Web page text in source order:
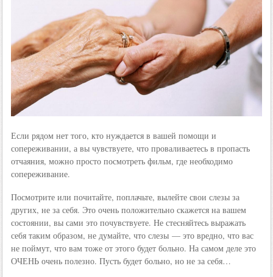
Если рядом нет того, кто нуждается в вашей помощи и
сопереживании, а вы чувствуете, что проваливаетесь в пропасть
отчаяния, можно просто посмотреть фильм, где необходимо
сопереживание.
Посмотрите или почитайте, поплачьте, вылейте свои слезы за
других, не за себя. Это очень положительно скажется на вашем
состоянии, вы сами это почувствуете. Не стесняйтесь выражать
себя таким образом, не думайте, что слезы — это вредно, что вас
не поймут, что вам тоже от этого будет больно. На самом деле это
ОЧЕНЬ очень полезно. Пусть будет больно, но не за себя…